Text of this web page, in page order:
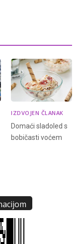
IZDVOJEN ČLANAK
Domaći sladoled s
bobičasti voćem